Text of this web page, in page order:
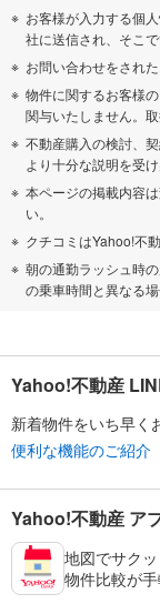
お客様が入力する個
社に送信され、そこで
お問い合わせをされ
物件に関するお客様
関与いたしません。
不動産購入の検討、
より十分な説明を受
本ページの掲載内容
い。
クチコミはYahoo!不
朝の通勤ラッシュ時
の乗車時間と異なる場
Yahoo!不動産
新着物件をいち早く
便利な機能のご紹介
Yahoo!不動産 ア
地図でサク
物件比較が